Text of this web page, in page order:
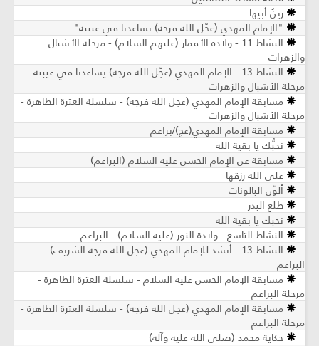
زَينُ أبيها
"الإمام المهدي (عجّل الله فرجه) يساعدنا في غيبته"
النشاط 11 - ولادة الأقمار (عليهم السلام) - مرحلة الأشبال
والزهرات
النشاط 13 - الإمام المهدي (عجّل الله فرجه) يساعدنا في غيبته -
مرحلة الأشبال والزهرات
مسابقة الإمام المهدي (عجل الله فرجه) - سلسلة العترة الطاهرة -
مرحلة الأشبال والزهرات
مسابقة الإمام المهدي(عج)/براعم
نحبُّك يا بقية الله
مسابقة عن الإمام الحسن عليه السلام (البراعم)
على الله رزقها
ألوّن البالونات
طلع البدر
نحبك يا بقية الله
النشاط التاسع - ولادة النور (عليه السلام) - البراعم
النشاط 13 - أنشد للإمام المهدي (عجل الله فرجه الشريف) -
البراعم
مسابقة الإمام الحسن عليه السلام - سلسلة العترة الطاهرة -
مرحلة البراعم
مسابقة الإمام المهدي (عجل الله فرجه) - سلسلة العترة الطاهرة -
مرحلة البراعم
حكاية محمد (صلى الله عليه وآله)